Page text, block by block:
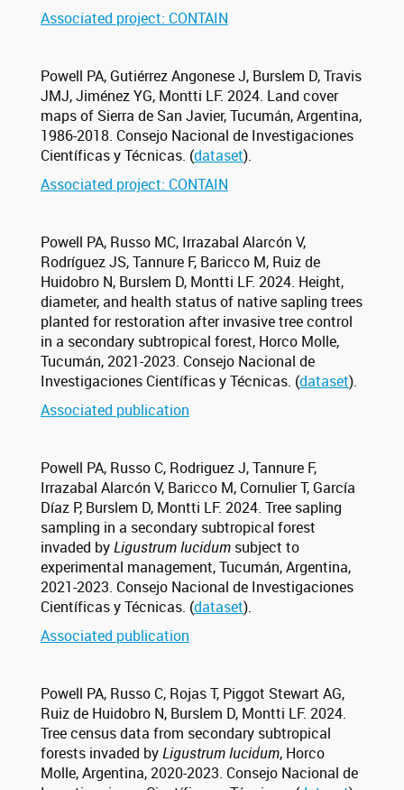
Associated project: CONTAIN
Powell PA, Gutiérrez Angonese J, Burslem D, Travis
JMJ, Jiménez YG, Montti LF. 2024. Land cover
maps of Sierra de San Javier, Tucumán, Argentina,
1986-2018. Consejo Nacional de Investigaciones
Científicas y Técnicas. (dataset).
Associated project: CONTAIN
Powell PA, Russo MC, Irrazabal Alarcón V,
Rodríguez JS, Tannure F, Baricco M, Ruiz de
Huidobro N, Burslem D, Montti LF. 2024. Height,
diameter, and health status of native sapling trees
planted for restoration after invasive tree control
in a secondary subtropical forest, Horco Molle,
Tucumán, 2021-2023. Consejo Nacional de
Investigaciones Científicas y Técnicas. (dataset).
Associated publication
Powell PA, Russo C, Rodriguez J, Tannure F,
Irrazabal Alarcón V, Baricco M, Cornulier T, García
Díaz P, Burslem D, Montti LF. 2024. Tree sapling
sampling in a secondary subtropical forest
invaded byLigustrum lucidum subject to
experimental management, Tucumán, Argentina,
2021-2023. Consejo Nacional de Investigaciones
Científicas y Técnicas. (dataset).
Associated publication
Powell PA, Russo C, Rojas T, Piggot Stewart AG,
Ruiz de Huidobro N, Burslem D, Montti LF. 2024.
Tree census data from secondary subtropical
forests invaded byLigustrum lucidum, Horco
Molle, Argentina, 2020-2023. Consejo Nacional de